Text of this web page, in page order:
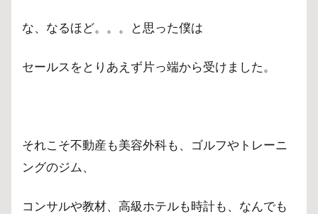
な、なるほど。。。と思った僕は
セールスをとりあえず片っ端から受けました。
それこそ不動産も美容外科も、ゴルフやトレーニ
ングのジム、
コンサルや教材、高級ホテルも時計も、なんでも